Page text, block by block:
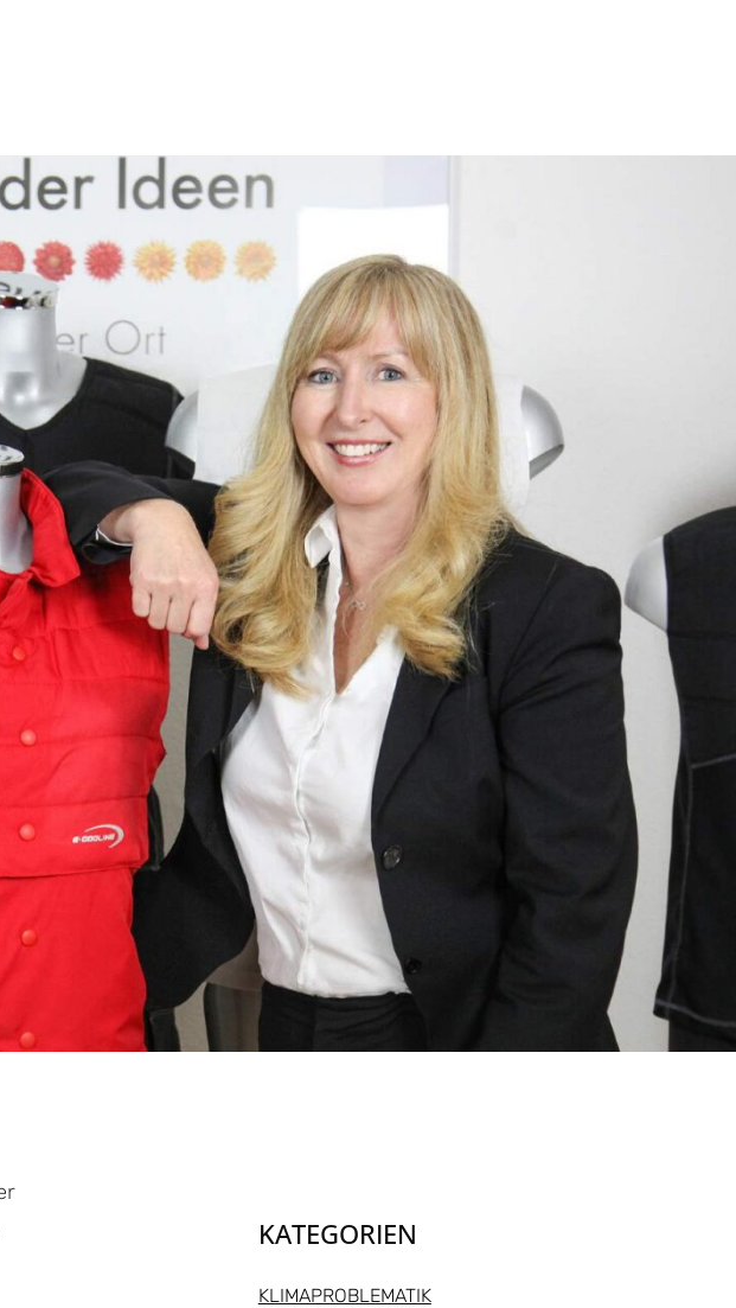
KATEGORIEN
KLIMAPROBLEMATIK